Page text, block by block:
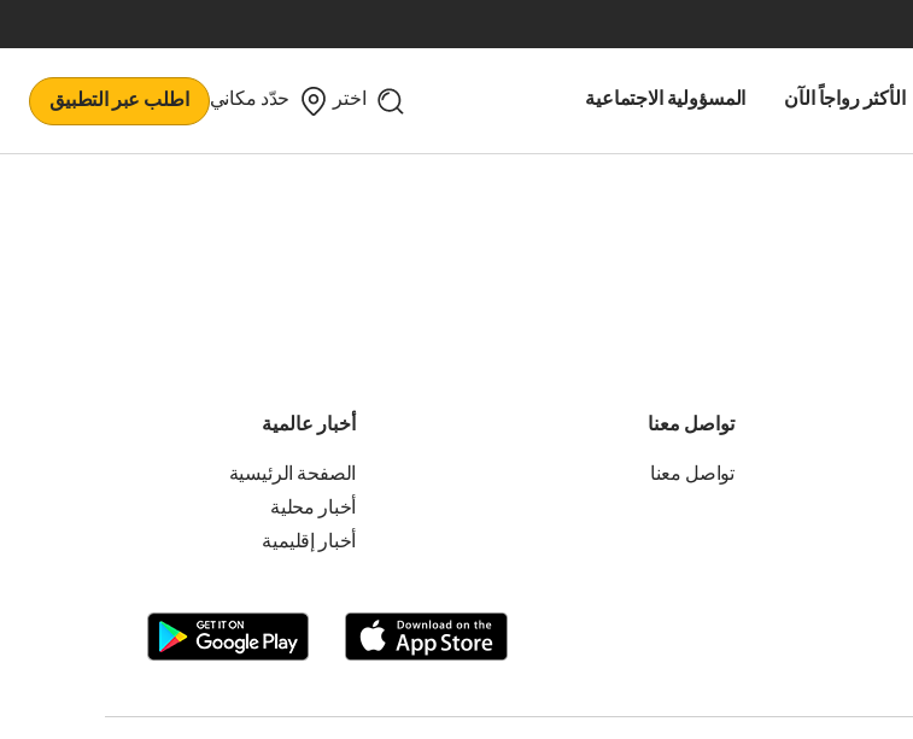
الأكثر رواجاً الآن المسؤولية الاجتماعية اختر حدّد مكاني اطلب عبر التطبيق
تواصل معنا
تواصل معنا
أخبار عالمية
الصفحة الرئيسية
أخبار محلية
أخبار إقليمية